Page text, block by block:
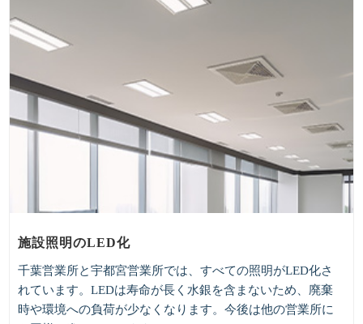
施設照明のLED化
千葉営業所と宇都宮営業所では、すべての照明がLED化さ
れています。LEDは寿命が長く水銀を含まないため、廃棄
時や環境への負荷が少なくなります。今後は他の営業所に